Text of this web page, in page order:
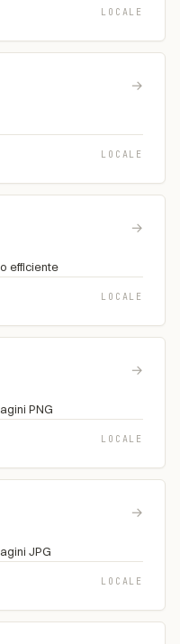
LOCALE
→
LOCALE
→
efficiente
LOCALE
→
PNG
LOCALE
→
JPG
LOCALE